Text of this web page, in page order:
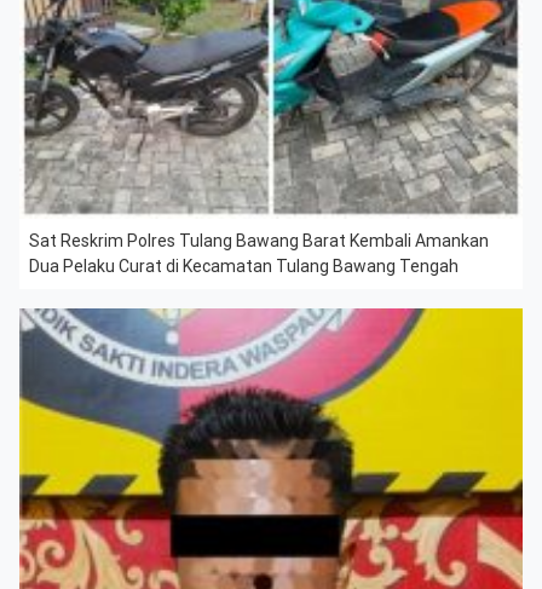
Sat Reskrim Polres Tulang Bawang Barat Kembali Amankan
Dua Pelaku Curat di Kecamatan Tulang Bawang Tengah